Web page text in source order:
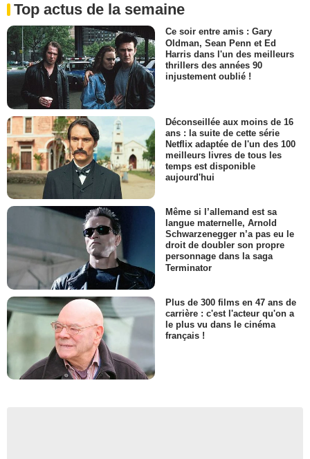
Top actus de la semaine
Ce soir entre amis : Gary
Oldman, Sean Penn et Ed
Harris dans l'un des meilleurs
thrillers des années 90
injustement oublié !
Déconseillée aux moins de 16
ans : la suite de cette série
Netflix adaptée de l'un des 100
meilleurs livres de tous les
temps est disponible
aujourd'hui
Même si l’allemand est sa
langue maternelle, Arnold
Schwarzenegger n’a pas eu le
droit de doubler son propre
personnage dans la saga
Terminator
Plus de 300 films en 47 ans de
carrière : c'est l'acteur qu'on a
le plus vu dans le cinéma
français !